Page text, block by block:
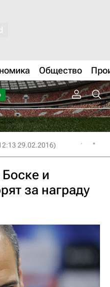
Общество
29.02.2016)
и
за награду